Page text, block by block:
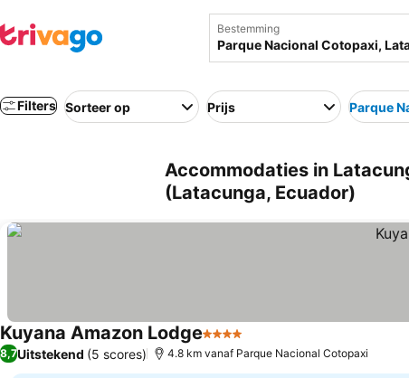
Bestemming
Filters Sorteer op Prijs Parque
Accommodaties in
(Latacunga, Ecuador)
Kuyana Amazon Lodge4 Sterren
8,7Uitstekend (5 scores) 4.8 km vanaf Parque Nacional Cotopaxi